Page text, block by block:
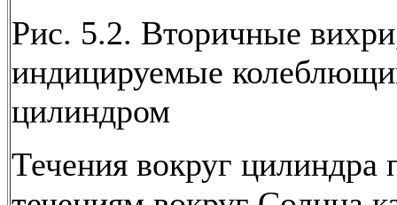
Рис. 5.2. Вторичные
индицируемые
цилиндром
Течения вокруг цилиндра